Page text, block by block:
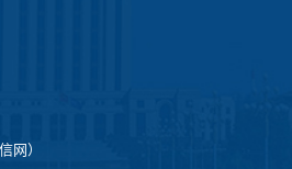
网）